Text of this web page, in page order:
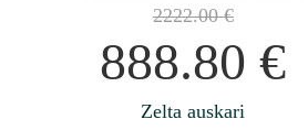
2222.00€
888.80€
Zelta auskari